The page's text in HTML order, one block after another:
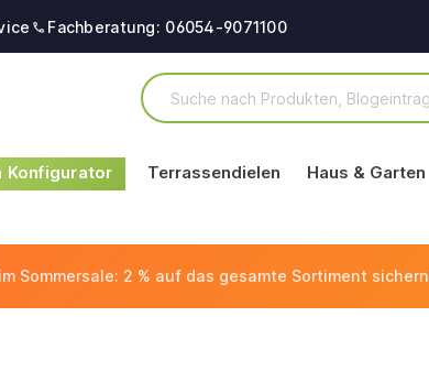
Fachberatung: 06054-9071100
Konfigurator Terrassendielen Haus & Garten
Sommersale: 2 % auf das gesamte Sortiment